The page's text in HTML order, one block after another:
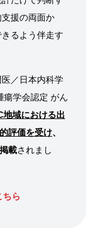
援の両面か
るよう伴走す
／日本内科学
瘍学会認定 がん
地域における出
評価を受け、
載されまし
ちら